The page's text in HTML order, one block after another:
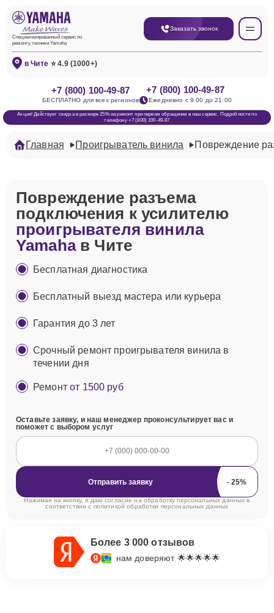
Специализированный сервис по
ремонту техники Yamaha
Заказать звонок
в Чите ⭐ 4.9 (1000+)
+7 (800) 100-49-87
БЕСПЛАТНО для всех регионов
+7 (800) 100-49-87
Ежедневно с 9:00 до 21:00
Акция! Действует скидка в размере 25% на ремонт при первом обращении в наш сервис. Подробности по
телефону +7 (800) 100-49-87
Главная Проигрыватель винила Повреждение
Повреждение разъема
подключения к усилителю
проигрывателя винила
Yamahaв Чите
Бесплатная диагностика
Бесплатный выезд мастера или курьера
Гарантия до 3 лет
Срочный ремонт проигрывателя винила в
течении дня
Ремонтот 1500 руб
Оставьте заявку, и наш менеджер проконсультирует вас и
поможет с выбором услуг
Отправить заявку
Нажимая на кнопку, я даю согласие на обработку персональных данных в
соответствии с политикой обработки персональных данных
Более 3 000 отзывов
нам доверяют 🌟🌟🌟🌟🌟